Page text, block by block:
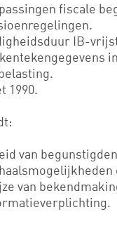
fiscale
IB-
1990.
van
van